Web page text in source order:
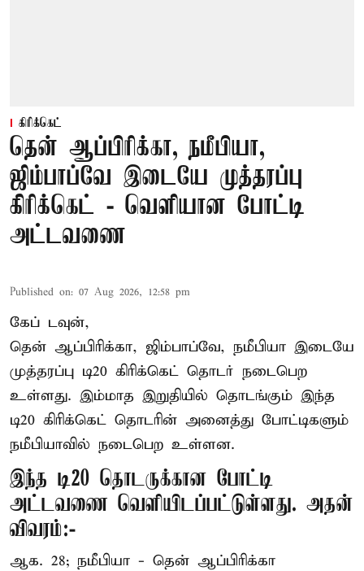
கிரிக்கெட்
தென் ஆப்பிரிக்கா, நமீபியா,
ஜிம்பாப்வே இடையே முத்தரப்பு
கிரிக்கெட் - வெளியான போட்டி
அட்டவணை
Published on: 07 Aug 2026, 12:58 pm
கேப் டவுன்,
தென் ஆப்பிரிக்கா, ஜிம்பாப்வே, நமீபியா இடையே
முத்தரப்பு டி20 கிரிக்கெட் தொடர் நடைபெற
உள்ளது. இம்மாத இறுதியில் தொடங்கும் இந்த
டி20 கிரிக்கெட் தொடரின் அனைத்து போட்டிகளும்
நமீபியாவில் நடைபெற உள்ளன.
இந்த டி20 தொடருக்கான போட்டி
அட்டவணை வெளியிடப்பட்டுள்ளது. அதன்
விவரம்:-
ஆக. 28; நமீபியா - தென் ஆப்பிரிக்கா